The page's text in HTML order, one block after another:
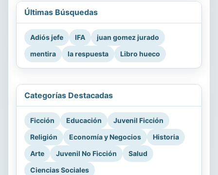
Últimas Búsquedas
Adiós jefe IFA
juan gomez jurado
mentira
la respuesta Libro hueco
Categorías Destacadas
Ficción Educación
Juvenil Ficción
Religión
Economía y Negocios
Historia
Arte
Juvenil No Ficción
Salud
Ciencias Sociales